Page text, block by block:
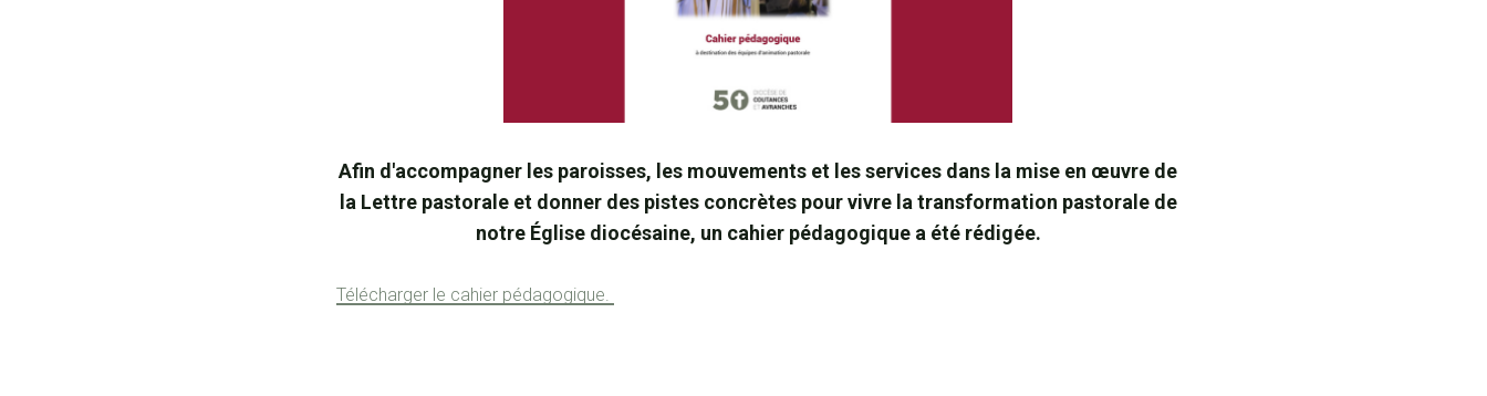
Afin d'accompagner les paroisses, les mouvements et les services dans la mise en œuvre de
la Lettre pastorale et donner des pistes concrètes pour vivre la transformation pastorale de
notre Église diocésaine, un cahier pédagogique a été rédigée.
Télécharger le cahier pédagogique.